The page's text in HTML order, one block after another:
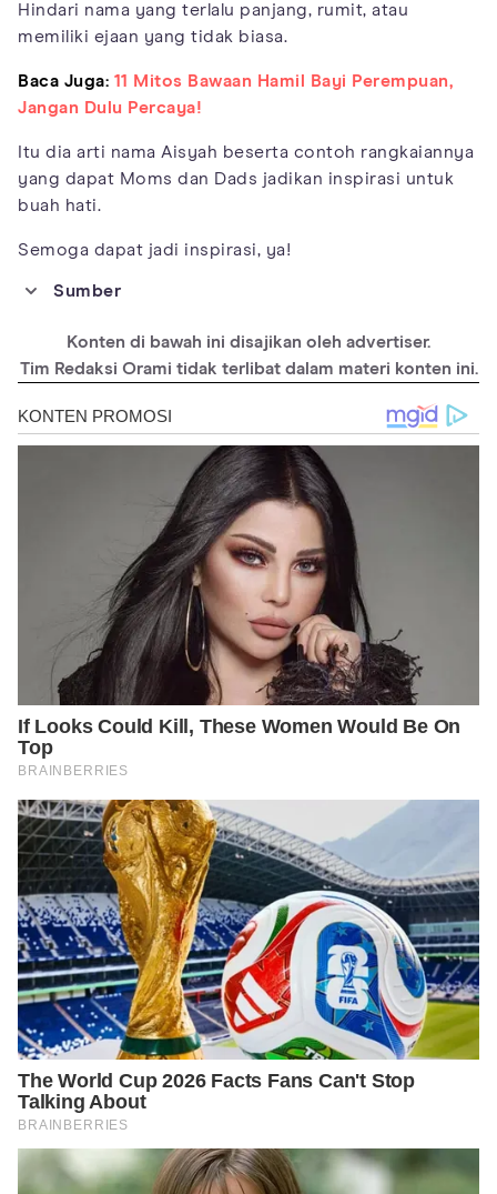
Hindari nama yang terlalu panjang, rumit, atau
memiliki ejaan yang tidak biasa.
Baca Juga: 11 Mitos Bawaan Hamil Bayi Perempuan,
Jangan Dulu Percaya!
Itu dia arti nama Aisyah beserta contoh rangkaiannya
yang dapat Moms dan Dads jadikan inspirasi untuk
buah hati.
Semoga dapat jadi inspirasi, ya!
Sumber
https://namesfolder.com/islamic-girl-name/aisyah
Konten di bawah ini disajikan oleh advertiser.
Tim Redaksi Orami tidak terlibat dalam materi konten ini.